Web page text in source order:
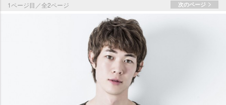
1ページ目／全2ページ 次のページ